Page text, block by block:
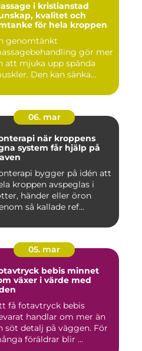
i kristianstad
kvalitet och
för hela kroppen
genomtänkt
gör mer
att mjuka upp spända
Den kan sänka
06. mar
när kroppens
system får hjälp på
bygger på idén att
kroppen avspeglas i
händer eller öron
så kallade ref...
05. mar
bebis minnet
växer i värde med
få fotavtryck bebis
handlar om mer än
söt detalj på väggen. För
föräldrar blir ...